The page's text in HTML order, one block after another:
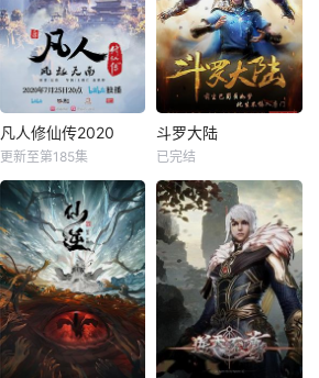
凡人修仙传2020
更新至第185集
斗罗大陆
已完结